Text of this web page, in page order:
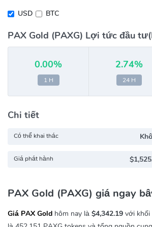
USD BTC
PAX Gold (PAXG) Lợi tức đầu
0.00%
1 H
2.74%
24 H
Chi tiết
Có thể khai thác
Giá phát hành
PAX Gold (PAXG) giá ngay
Giá PAX Gold hôm nay là $4,342.19 với